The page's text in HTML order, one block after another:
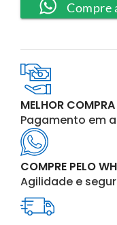
Compre
MELHOR COMPRA
Pagamento em
COMPRE PELO
Agilidade e